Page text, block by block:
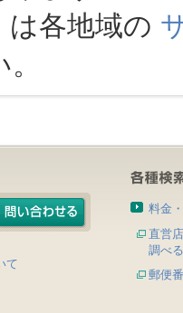
各地域の
て
料金
直営
調べる
郵便